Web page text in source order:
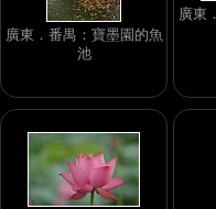
廣東．番禺：寶墨園的魚
池
廣東